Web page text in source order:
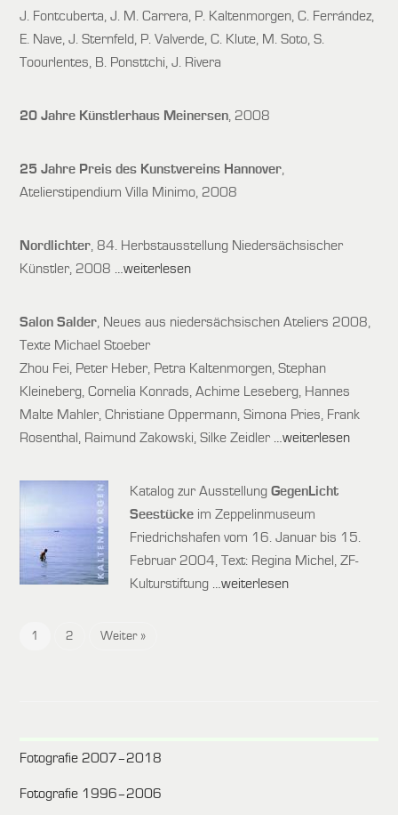
J. Fontcuberta, J. M. Carrera, P. Kaltenmorgen, C. Ferrández,
E. Nave, J. Sternfeld, P. Valverde, C. Klute, M. Soto, S.
Toourlentes, B. Ponsttchi, J. Rivera
20 Jahre Künstlerhaus Meinersen, 2008
25 Jahre Preis des Kunstvereins Hannover,
Atelierstipendium Villa Minimo, 2008
Nordlichter, 84. Herbstausstellung Niedersächsischer
Künstler, 2008 …weiterlesen
Salon Salder, Neues aus niedersächsischen Ateliers 2008,
Texte Michael Stoeber
Zhou Fei, Peter Heber, Petra Kaltenmorgen, Stephan
Kleineberg, Cornelia Konrads, Achime Leseberg, Hannes
Malte Mahler, Christiane Oppermann, Simona Pries, Frank
Rosenthal, Raimund Zakowski, Silke Zeidler …weiterlesen
Katalog zur AusstellungGegenLicht
Seestücke im Zeppelinmuseum
Friedrichshafen vom 16. Januar bis 15.
Februar 2004, Text: Regina Michel, ZF-
Kulturstiftung …weiterlesen
1 2 Weiter »
Fotografie 2007–2018
Fotografie 1996–2006